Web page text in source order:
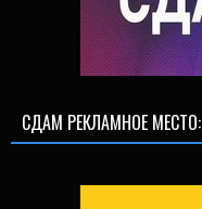
СДАМ РЕКЛАМНОЕ МЕСТО: